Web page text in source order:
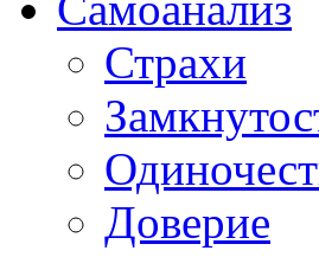
Страхи
Доверие